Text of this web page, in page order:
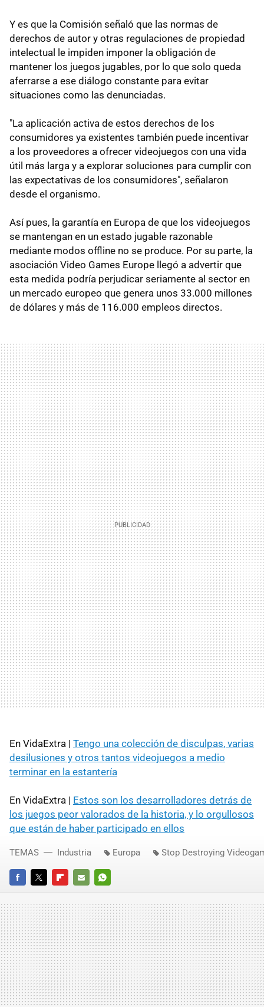
Y es que la Comisión señaló que las normas de
derechos de autor y otras regulaciones de propiedad
intelectual le impiden imponer la obligación de
mantener los juegos jugables, por lo que solo queda
aferrarse a ese diálogo constante para evitar
situaciones como las denunciadas.
"La aplicación activa de estos derechos de los
consumidores ya existentes también puede incentivar
a los proveedores a ofrecer videojuegos con una vida
útil más larga y a explorar soluciones para cumplir con
las expectativas de los consumidores", señalaron
desde el organismo.
Así pues, la garantía en Europa de que los videojuegos
se mantengan en un estado jugable razonable
mediante modos offline no se produce. Por su parte, la
asociación Video Games Europe llegó a advertir que
esta medida podría perjudicar seriamente al sector en
un mercado europeo que genera unos 33.000 millones
de dólares y más de 116.000 empleos directos.
En VidaExtra | Tengo una colección de disculpas, varias
desilusiones y otros tantos videojuegos a medio
terminar en la estantería
En VidaExtra | Estos son los desarrolladores detrás de
los juegos peor valorados de la historia, y lo orgullosos
que están de haber participado en ellos
FACEBOOKTWITTERFLIPBOARD
E-
MAIL
WHATSAPP
TEMAS Industria Europa Stop Destroying